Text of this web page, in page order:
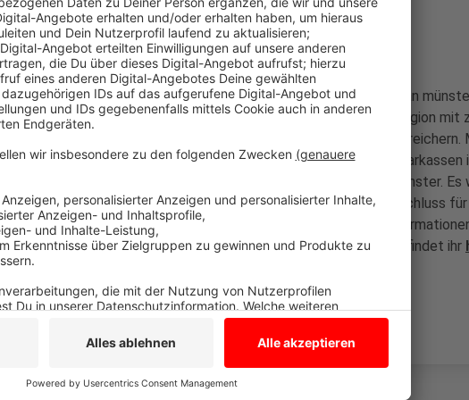
Preis wird alle zwei Jahre verliehen
Anzeige
Seit 1993 wird der Innovationspreis Münsterland alle zwei Jahre an
Unternehmen, Hochschulen und Institutionen verliehen, die die Region mit
Erfindungen, cleveren Visionen oder weitsichtenden Projekten bereichern.
vergibt den Innovationspreis Münsterland gemeinsam mit den Sparkassen
Provinzial Versicherung, der Westenergie und der Stadtwerke Münster.
über 4000 Euro sowie ein Image- bzw. Produktfilm. Bewerbungsschluss
Innovationspreis 2023/2024 ist der 31. Januar 2024. Weitere
Innovationspreis, zur Bewerbung und den Teilnahmebedingungen findet ihr
Anzeige